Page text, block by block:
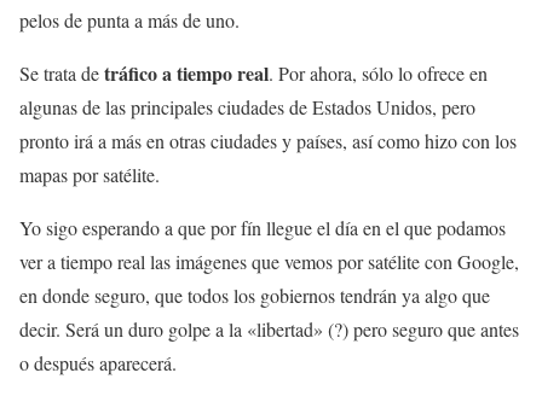
pelos de punta a más de uno.
Se trata detráfico a tiempo real. Por ahora, sólo lo ofrece en
algunas de las principales ciudades de Estados Unidos, pero
pronto irá a más en otras ciudades y países, así como hizo con los
mapas por satélite.
Yo sigo esperando a que por fín llegue el día en el que podamos
ver a tiempo real las imágenes que vemos por satélite con Google,
en donde seguro, que todos los gobiernos tendrán ya algo que
decir. Será un duro golpe a la «libertad» (?) pero seguro que antes
o después aparecerá.